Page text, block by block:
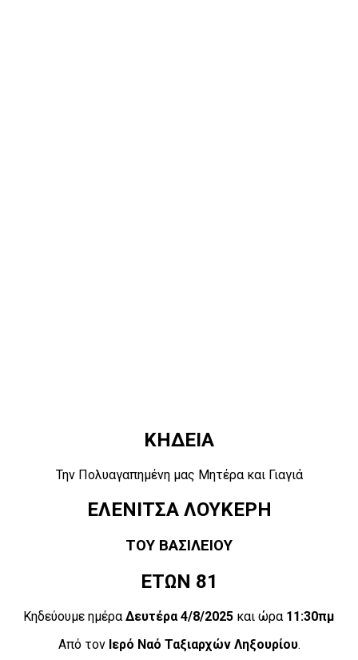
ΚΗΔΕΙΑ
Την Πολυαγαπημένη μας Μητέρα και Γιαγιά
ΕΛΕΝΙΤΣΑ ΛΟΥΚΕΡΗ
ΤΟΥ ΒΑΣΙΛΕΙΟΥ
ΕΤΩΝ 81
Κηδεύουμε ημέρα Δευτέρα 4/8/2025 και ώρα 11:30πμ
Από τον Ιερό Ναό Ταξιαρχών Ληξουρίου.